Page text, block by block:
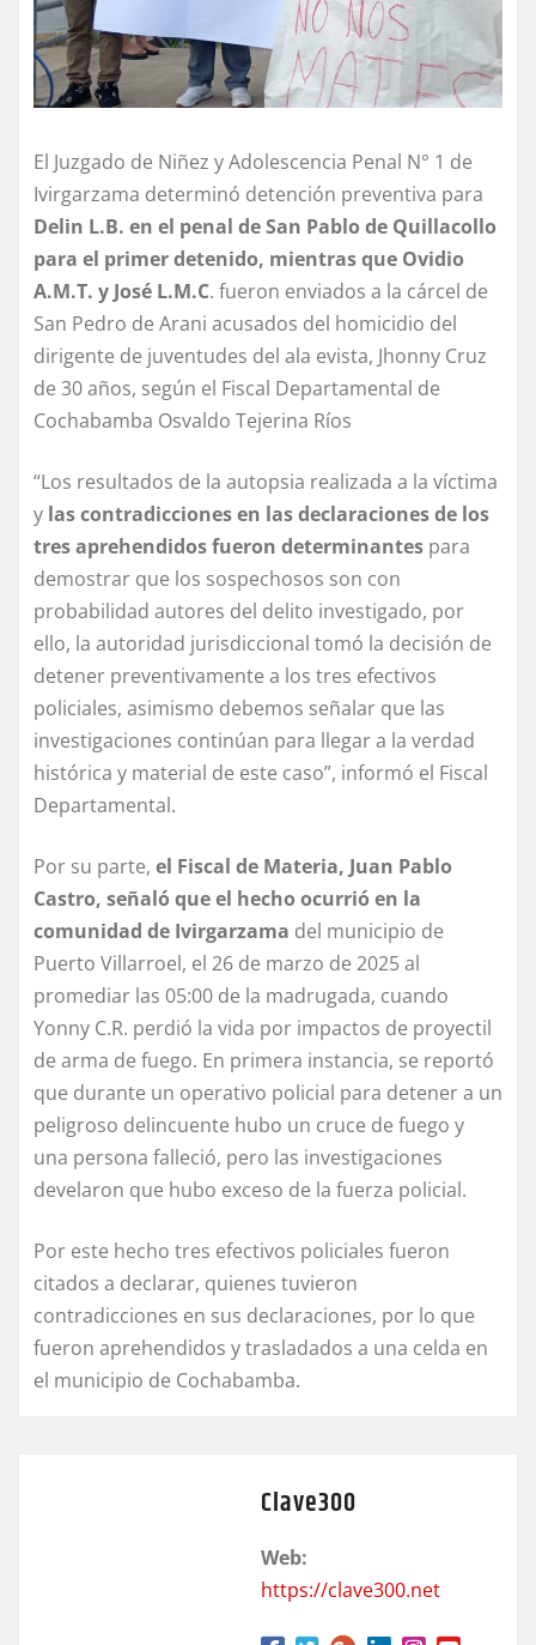
El Juzgado de Niñez y Adolescencia Penal N° 1 de
Ivirgarzama determinó detención preventiva para
Delin L.B. en el penal de San Pablo de Quillacollo
para el primer detenido, mientras que Ovidio
A.M.T. y José L.M.C. fueron enviados a la cárcel de
San Pedro de Arani acusados del homicidio del
dirigente de juventudes del ala evista, Jhonny Cruz
de 30 años, según el Fiscal Departamental de
Cochabamba Osvaldo Tejerina Ríos
“Los resultados de la autopsia realizada a la víctima
y las contradicciones en las declaraciones de los
tres aprehendidos fueron determinantes para
demostrar que los sospechosos son con
probabilidad autores del delito investigado, por
ello, la autoridad jurisdiccional tomó la decisión de
detener preventivamente a los tres efectivos
policiales, asimismo debemos señalar que las
investigaciones continúan para llegar a la verdad
histórica y material de este caso”, informó el Fiscal
Departamental.
Por su parte, el Fiscal de Materia, Juan Pablo
Castro, señaló que el hecho ocurrió en la
comunidad de Ivirgarzama del municipio de
Puerto Villarroel, el 26 de marzo de 2025 al
promediar las 05:00 de la madrugada, cuando
Yonny C.R. perdió la vida por impactos de proyectil
de arma de fuego. En primera instancia, se reportó
que durante un operativo policial para detener a un
peligroso delincuente hubo un cruce de fuego y
una persona falleció, pero las investigaciones
develaron que hubo exceso de la fuerza policial.
Por este hecho tres efectivos policiales fueron
citados a declarar, quienes tuvieron
contradicciones en sus declaraciones, por lo que
fueron aprehendidos y trasladados a una celda en
el municipio de Cochabamba.
Clave300
Web:
https://clave300.net